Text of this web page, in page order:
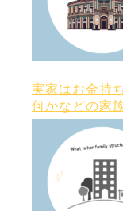
実家はお金持
何かなどの家